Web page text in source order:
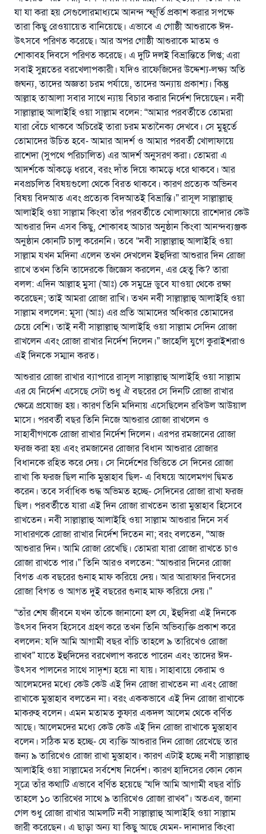
যা যা করা হয় সেগুলোরমাধ্যমে আনন্দ স্ফূর্তি প্রকাশ করার সপক্ষে
তারা কিছু রেওয়ায়েত বানিয়েছে। এভাবে এ গোষ্ঠী আশুরাকে ঈদ-
উৎসবে পরিণত করেছে। আর অপর গোষ্ঠী আশুরাকে মাতম ও
শোকাবহ দিবসে পরিণত করেছে। এ দুটি দলই বিভ্রান্তিতে লিপ্ত; এরা
সবাই সুন্নতের বরখেলাপকারী। যদিও রাফেজিদের উদ্দেশ্য-লক্ষ্য অতি
জঘন্য, তাদের অজ্ঞতা চরম পর্যায়ে, তাদের অন্যায় প্রকাশ্য। কিন্তু
আল্লাহ তাআলা সবার সাথে ন্যায় বিচার করার নির্দেশ দিয়েছেন। নবী
সাল্লাল্লাহু আলাইহি ওয়া সাল্লাম বলেন: “আমার পরবর্তীতে তোমরা
যারা বেঁচে থাকবে অচিরেই তারা চরম মতানৈক্য দেখবে। সে মুহূর্তে
তোমাদের উচিত হবে- আমার আদর্শ ও আমার পরবর্তী খোলাফায়ে
রাশেদা (সুপথে পরিচালিত) এর আদর্শ অনুসরণ করা। তোমরা এ
আদর্শকে আঁকড়ে ধরবে, বরং দাঁত দিয়ে কামড়ে ধরে থাকবে। আর
নবপ্রচলিত বিষয়গুলো থেকে বিরত থাকবে। কারণ প্রত্যেক অভিনব
বিষয় বিদআত এবং প্রত্যেক বিদআতই বিভ্রান্তি।” রাসূল সাল্লাল্লাহু
আলাইহি ওয়া সাল্লাম কিংবা তাঁর পরবর্তীতে খোলাফায়ে রাশেদার কেউ
আশুরার দিন এসব কিছু, শোকাবহ আচার অনুষ্ঠান কিংবা আনন্দব্যঞ্জক
অনুষ্ঠান কোনটি চালু করেননি। তবে “নবী সাল্লাল্লাহু আলাইহি ওয়া
সাল্লাম যখন মদিনা এলেন তখন দেখলেন ইহুদিরা আশুরার দিন রোজা
রাখে তখন তিনি তাদেরকে জিজ্ঞেস করলেন, এর হেতু কি? তারা
বলল: এদিন আল্লাহ মুসা (আঃ) কে সমুদ্রে ডুবে যাওয়া থেকে রক্ষা
করেছেন; তাই আমরা রোজা রাখি। তখন নবী সাল্লাল্লাহু আলাইহি ওয়া
সাল্লাম বললেন: মূসা (আঃ) এর প্রতি আমাদের অধিকার তোমাদের
চেয়ে বেশি। তাই নবী সাল্লাল্লাহু আলাইহি ওয়া সাল্লাম সেদিন রোজা
রাখলেন এবং রোজা রাখার নির্দেশ দিলেন।” জাহেলি যুগে কুরাইশরাও
এই দিনকে সম্মান করত।
আশুরার রোজা রাখার ব্যাপারে রাসূল সাল্লাল্লাহু আলাইহি ওয়া সাল্লাম
এর যে নির্দেশ এসেছে সেটা শুধু ঐ বছরের সে দিনটি রোজা রাখার
ক্ষেত্রে প্রযোজ্য হয়। কারণ তিনি মদিনায় এসেছিলেন রবিউল আউয়াল
মাসে। পরবর্তী বছর তিনি নিজে আশুরার রোজা রাখলেন ও
সাহাবীগণকে রোজা রাখার নির্দেশ দিলেন। এরপর রমজানের রোজা
ফরজ করা হয় এবং রমজানের রোজার বিধান আশুরার রোজার
বিধানকে রহিত করে দেয়। সে নির্দেশের ভিত্তিতে সে দিনের রোজা
রাখা কি ফরজ ছিল নাকি মুস্তাহাব ছিল- এ বিষয়ে আলেমগণ দ্বিমত
করেন। তবে সর্বাধিক শুদ্ধ অভিমত হচ্ছে- সেদিনের রোজা রাখা ফরজ
ছিল। পরবর্তীতে যারা এই দিন রোজা রাখতেন তারা মুস্তাহাব হিসেবে
রাখতেন। নবী সাল্লাল্লাহু আলাইহি ওয়া সাল্লাম আশুরার দিনে সর্ব
সাধারণকে রোজা রাখার নির্দেশ দিতেন না; বরং বলতেন, “আজ
আশুরার দিন। আমি রোজা রেখেছি। তোমরা যারা রোজা রাখতে চাও
রোজা রাখতে পার।” তিনি আরও বলতেন: “আশুরার দিনের রোজা
বিগত এক বছরের গুনাহ মাফ করিয়ে দেয়। আর আরাফার দিবসের
রোজা বিগত ও আগত দুই বছরের গুনাহ মাফ করিয়ে দেয়।”
“তাঁর শেষ জীবনে যখন তাঁকে জানানো হল যে, ইহুদিরা এই দিনকে
উৎসব দিবস হিসেবে গ্রহণ করে তখন তিনি অভিব্যক্তি প্রকাশ করে
বললেন: যদি আমি আগামী বছর বাঁচি তাহলে ৯ তারিখেও রোজা
রাখব” যাতে ইহুদিদের বরখেলাপ করতে পারেন এবং তাদের ঈদ-
উৎসব পালনের সাথে সাদৃশ্য হয়ে না যায়। সাহাবায়ে কেরাম ও
আলেমদের মধ্যে কেউ কেউ এই দিন রোজা রাখতেন না এবং রোজা
রাখাকে মুস্তাহাব বলতেন না। বরং এককভাবে এই দিন রোজা রাখাকে
মাকরুহ বলেন। এমন মতামত কুফার একদল আলেম থেকে বর্ণিত
আছে। আলেমদের মধ্যে কেউ কেউ এই দিন রোজা রাখাকে মুস্তাহাব
বলেন। সঠিক মত হচ্ছে- যে ব্যক্তি আশুরার দিন রোজা রেখেছে তার
জন্য ৯ তারিখেও রোজা রাখা মুস্তাহাব। কারণ এটাই হচ্ছে নবী সাল্লাল্লাহু
আলাইহি ওয়া সাল্লামের সর্বশেষ নির্দেশ। কারণ হাদিসের কোন কোন
সূত্রে তাঁর কথাটি এভাবে বর্ণিত হয়েছে “যদি আমি আগামী বছর বাঁচি
তাহলে ১০ তারিখের সাথে ৯ তারিখেও রোজা রাখব”। অতএব, জানা
গেল শুধু রোজা রাখার আমলটি নবী সাল্লাল্লাহু আলাইহি ওয়া সাল্লাম
জারী করেছেন। এ ছাড়া অন্য যা কিছু আছে যেমন- দানাদার কিংবা